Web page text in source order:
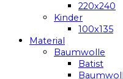
220x240
Kinder
100x135
Material
Baumwolle
Batist